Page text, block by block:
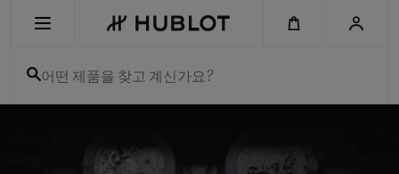
어떤 제품을 찾고 계신가요?
최근 검색이 없습니다